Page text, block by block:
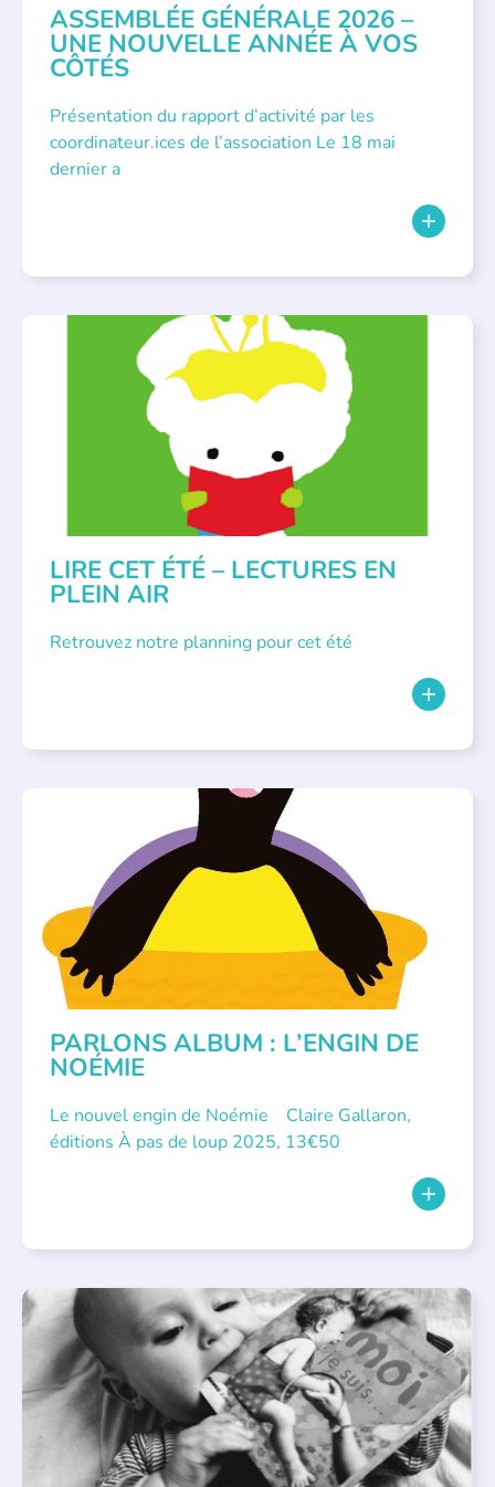
ASSEMBLÉE GÉNÉRALE 2026 –
UNE NOUVELLE ANNÉE À VOS
CÔTÉS
Présentation du rapport d’activité par les
coordinateur.ices de l’association Le 18 mai
dernier a
BIBLIOTHÈQUES ÉVÉNEMENTS , LECTURE INDIVIDUALISÉE
LITTÉRATURE JEUNESSE
LIRE CET ÉTÉ – LECTURES EN
PLEIN AIR
Retrouvez notre planning pour cet été
PARLONS ALBUM : L’ENGIN DE
NOÉMIE
Le nouvel engin de Noémie Claire Gallaron,
éditions À pas de loup 2025, 13€50
APPEL À SOUTIEN